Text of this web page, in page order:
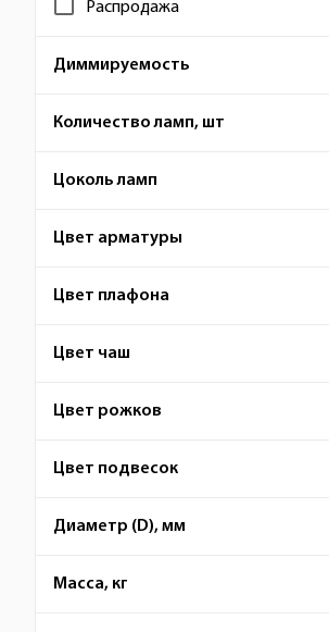
Распродажа
Диммируемость
Количество ламп, шт
Цоколь ламп
Цвет арматуры
Цвет плафона
Цвет чаш
Цвет рожков
Цвет подвесок
Диаметр (D), мм
Масса, кг